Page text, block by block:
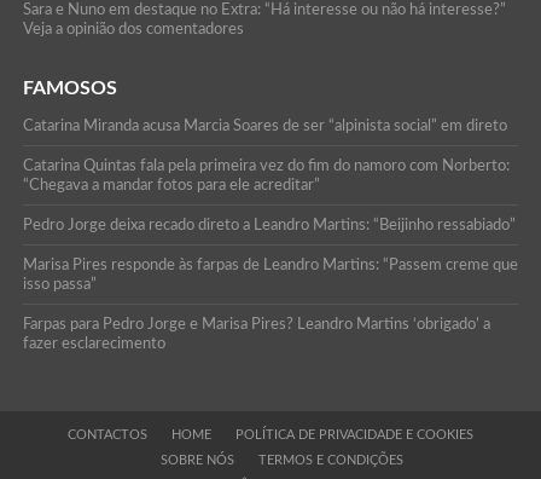
Sara e Nuno em destaque no Extra: “Há interesse ou não há interesse?”
Veja a opinião dos comentadores
FAMOSOS
Catarina Miranda acusa Marcia Soares de ser “alpinista social” em direto
Catarina Quintas fala pela primeira vez do fim do namoro com Norberto:
“Chegava a mandar fotos para ele acreditar”
Pedro Jorge deixa recado direto a Leandro Martins: “Beijinho ressabiado”
Marisa Pires responde às farpas de Leandro Martins: “Passem creme que
isso passa”
Farpas para Pedro Jorge e Marisa Pires? Leandro Martins ‘obrigado’ a
fazer esclarecimento
CONTACTOS HOME
POLÍTICA DE PRIVACIDADE E COOKIES
SOBRE NÓS
TERMOS E CONDIÇÕES